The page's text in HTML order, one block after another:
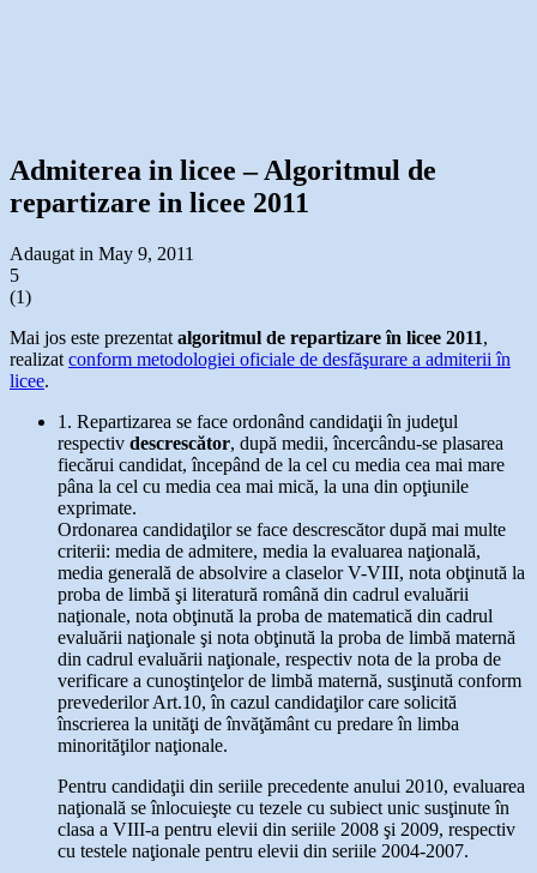
Admiterea in licee – Algoritmul de
repartizare in licee 2011
Adaugat in May 9, 2011
5
(1)
Mai jos este prezentat algoritmul de repartizare în licee 2011,
realizat conform metodologiei oficiale de desfăşurare a admiterii în
licee.
1. Repartizarea se face ordonând candidaţii în judeţul
respectiv descrescător, după medii, încercându-se plasarea
fiecărui candidat, începând de la cel cu media cea mai mare
pâna la cel cu media cea mai mică, la una din opţiunile
exprimate.
Ordonarea candidaţilor se face descrescător după mai multe
criterii: media de admitere, media la evaluarea naţională,
media generală de absolvire a claselor V-VIII, nota obţinută la
proba de limbă şi literatură română din cadrul evaluării
naţionale, nota obţinută la proba de matematică din cadrul
evaluării naţionale şi nota obţinută la proba de limbă maternă
din cadrul evaluării naţionale, respectiv nota de la proba de
verificare a cunoştinţelor de limbă maternă, susţinută conform
prevederilor Art.10, în cazul candidaţilor care solicită
înscrierea la unităţi de învăţământ cu predare în limba
minorităţilor naţionale.
Pentru candidaţii din seriile precedente anului 2010, evaluarea
naţională se înlocuieşte cu tezele cu subiect unic susţinute în
clasa a VIII-a pentru elevii din seriile 2008 şi 2009, respectiv
cu testele naţionale pentru elevii din seriile 2004-2007.